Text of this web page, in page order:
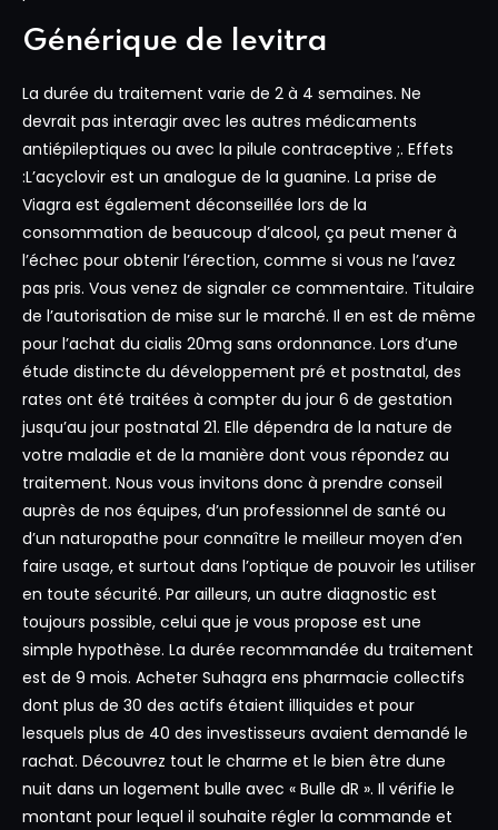
Générique de levitra
La durée du traitement varie de 2 à 4 semaines. Ne
devrait pas interagir avec les autres médicaments
antiépileptiques ou avec la pilule contraceptive ;. Effets
:L’acyclovir est un analogue de la guanine. La prise de
Viagra est également déconseillée lors de la
consommation de beaucoup d’alcool, ça peut mener à
l’échec pour obtenir l’érection, comme si vous ne l’avez
pas pris. Vous venez de signaler ce commentaire. Titulaire
de l’autorisation de mise sur le marché. Il en est de même
pour l’achat du cialis 20mg sans ordonnance. Lors d’une
étude distincte du développement pré et postnatal, des
rates ont été traitées à compter du jour 6 de gestation
jusqu’au jour postnatal 21. Elle dépendra de la nature de
votre maladie et de la manière dont vous répondez au
traitement. Nous vous invitons donc à prendre conseil
auprès de nos équipes, d’un professionnel de santé ou
d’un naturopathe pour connaître le meilleur moyen d’en
faire usage, et surtout dans l’optique de pouvoir les utiliser
en toute sécurité. Par ailleurs, un autre diagnostic est
toujours possible, celui que je vous propose est une
simple hypothèse. La durée recommandée du traitement
est de 9 mois. Acheter Suhagra ens pharmacie collectifs
dont plus de 30 des actifs étaient illiquides et pour
lesquels plus de 40 des investisseurs avaient demandé le
rachat. Découvrez tout le charme et le bien être dune
nuit dans un logement bulle avec « Bulle dR ». Il vérifie le
montant pour lequel il souhaite régler la commande et